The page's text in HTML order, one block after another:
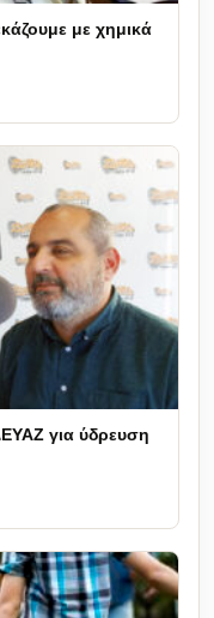
με χημικά
για ύδρευση